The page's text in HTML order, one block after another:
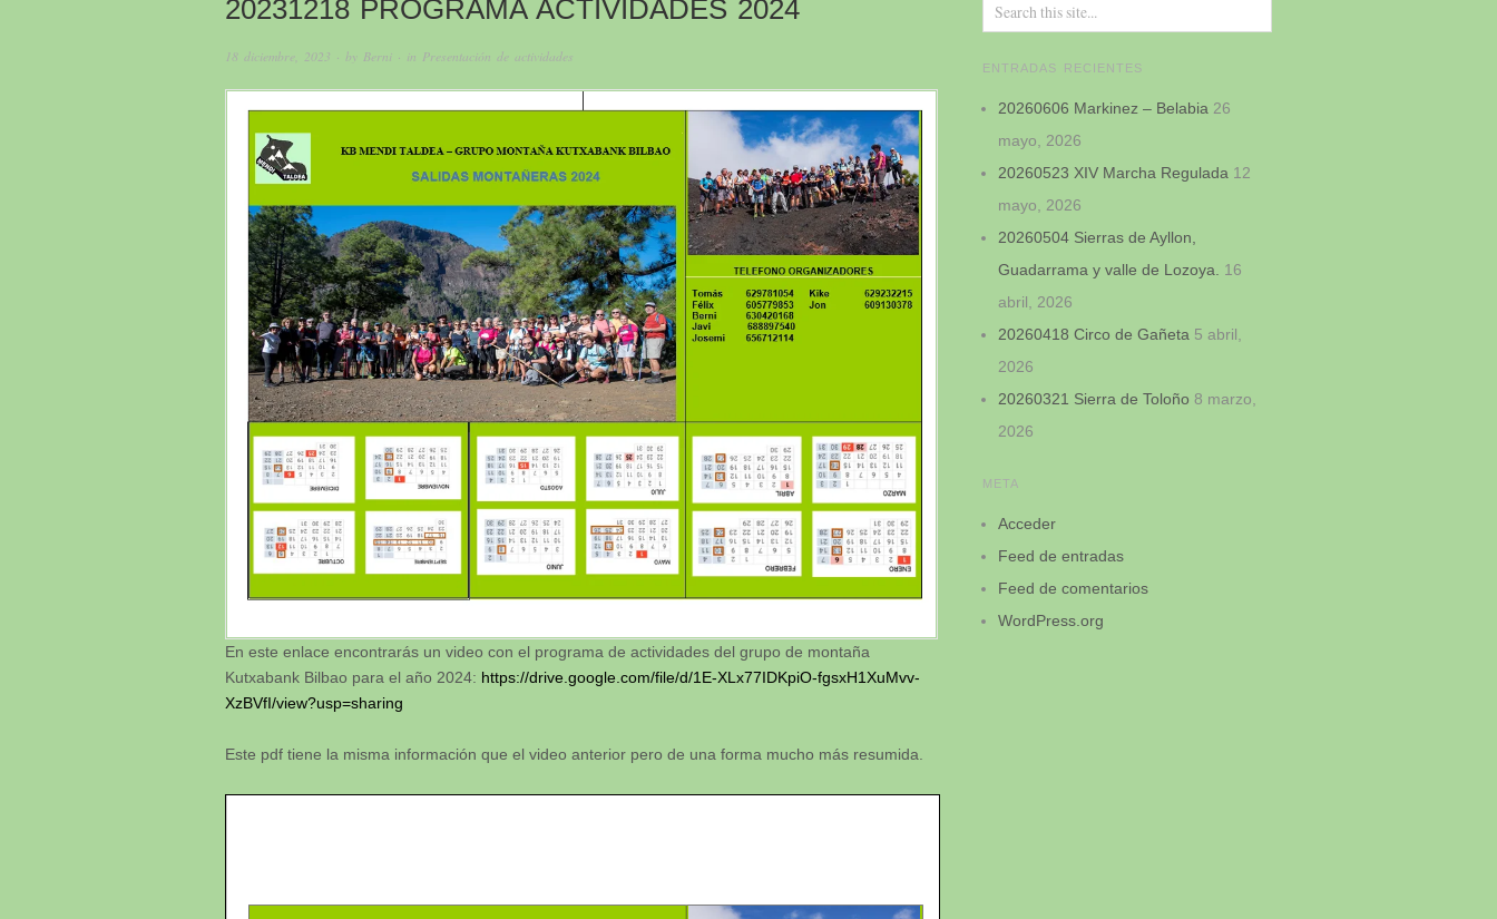
20231218 PROGRAMA ACTIVIDADES 2024
18 diciembre, 2023 · by Berni · in Presentación de actividades
En este enlace encontrarás un video con el programa de actividades del grupo de montaña
Kutxabank Bilbao para el año 2024: https://drive.google.com/file/d/1E-XLx77IDKpiO-fgsxH1XuMvv-
XzBVfI/view?usp=sharing
Este pdf tiene la misma información que el video anterior pero de una forma mucho más resumida.
ENTRADAS RECIENTES
20260606 Markinez – Belabia 26
mayo, 2026
20260523 XIV Marcha Regulada 12
mayo, 2026
20260504 Sierras de Ayllon,
Guadarrama y valle de Lozoya.
16
abril, 2026
20260418 Circo de Gañeta 5 abril,
2026
20260321 Sierra de Toloño 8 marzo,
2026
META
Acceder
Feed de entradas
Feed de comentarios
WordPress.org